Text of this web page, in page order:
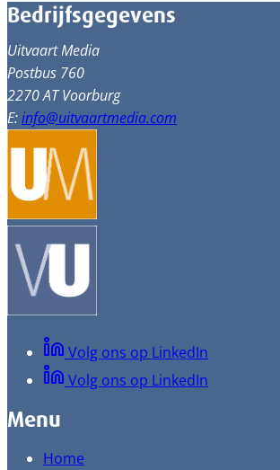
Bedrijfsgegevens
Uitvaart Media
Postbus 760
2270 AT Voorburg
E:info@uitvaartmedia.com
Volg ons op LinkedIn
Volg ons op LinkedIn
Menu
Home